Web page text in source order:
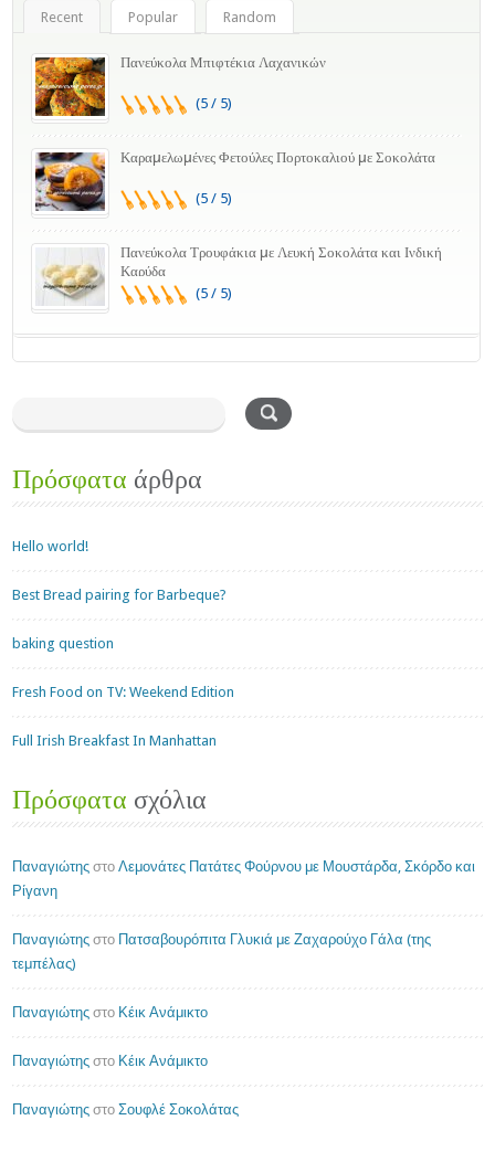
Recent Popular Random
Πανεύκολα Μπιφτέκια Λαχανικών
(5 / 5)
Καραμελωμένες Φετούλες Πορτοκαλιού με Σοκολάτα
(5 / 5)
Πανεύκολα Τρουφάκια με Λευκή Σοκολάτα και Ινδική
Καρύδα
(5 / 5)
Πρόσφατα άρθρα
Hello world!
Best Bread pairing for Barbeque?
baking question
Fresh Food on TV: Weekend Edition
Full Irish Breakfast In Manhattan
Πρόσφατα σχόλια
Παναγιώτης στοΛεμονάτες Πατάτες Φούρνου με Μουστάρδα, Σκόρδο και
Ρίγανη
Παναγιώτης στο Πατσαβουρόπιτα Γλυκιά με Ζαχαρούχο Γάλα (της
τεμπέλας)
Παναγιώτης στο Κέικ Ανάμικτο
Παναγιώτης στο Κέικ Ανάμικτο
Παναγιώτης στοΣουφλέ Σοκολάτας